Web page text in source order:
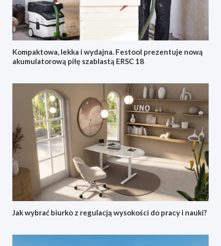
Kompaktowa, lekka i wydajna. Festool prezentuje nową
akumulatorową piłę szablastą ERSC 18
Jak wybrać biurko z regulacją wysokości do pracy i nauki?